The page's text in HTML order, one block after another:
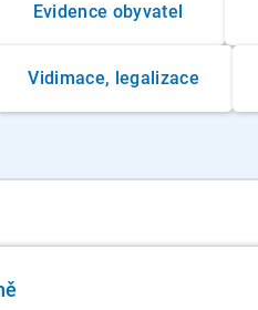
Evidence obyvatel
Vidimace, legalizace